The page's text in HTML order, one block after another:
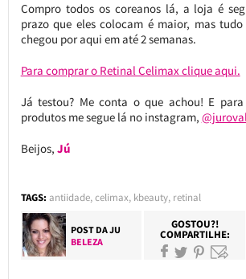
Compro todos os coreanos lá, a loja é
prazo que eles colocam é maior, mas
chegou por aqui em até 2 semanas.
Para comprar o Retinal Celimax clique aqui.
Já testou? Me conta o que achou! E para
produtos me segue lá no instagram,
Beijos, Jú
TAGS: antiidade,celimax, kbeauty, retinal
POST DAJU
BELEZA
GOSTOU?!
COMPARTILHE: